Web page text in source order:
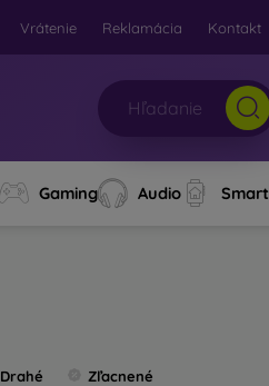
Vrátenie Reklamácia Kontakt
Gaming Audio Smart
Drahé Zľacnené